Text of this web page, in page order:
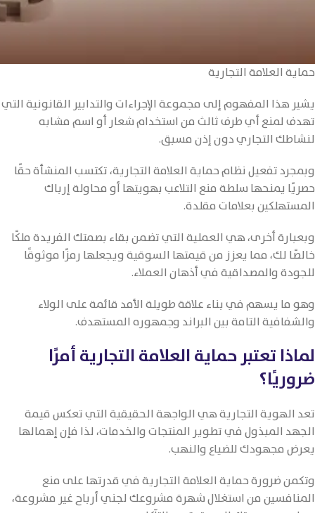
حماية العلامة التجارية
يشير هذا المفهوم إلى مجموعة الإجراءات والتدابير القانونية التي
تهدف لمنع أي طرف ثالث من استخدام شعار أو اسم مشابه
لنشاطك التجاري دون إذن مسبق.
وبمجرد تفعيل نظام حماية العلامة التجارية، تكتسب المنشأة حقًا
حصريًا يمنحها سلطة منع التلاعب بهويتها أو محاولة إرباك
المستهلكين بعلامات مقلدة.
وبعبارة أخرى، هي العملية التي تضمن بقاء بصمتك الفريدة ملكًا
خالصًا لك، مما يعزز من قيمتها السوقية ويجعلها رمزًا موثوقًا
للجودة والمصداقية في أذهان العملاء.
وهو ما يسهم في بناء علاقة طويلة الأمد قائمة على الولاء
والشفافية التامة بين البراند وجمهوره المستهدف.
لماذا تعتبر حماية العلامة التجارية أمرًا
ضروريًا؟
تعد الهوية التجارية هي الواجهة الحقيقية التي تعكس قيمة
الجهد المبذول في تطوير المنتجات والخدمات، لذا فإن إهمالها
يعرض مجهودك للضياع والنهب.
وتكمن ضرورة حماية العلامة التجارية في قدرتها على منع
المنافسين من استغلال شهرة مشروعك لجني أرباح غير مشروعة،